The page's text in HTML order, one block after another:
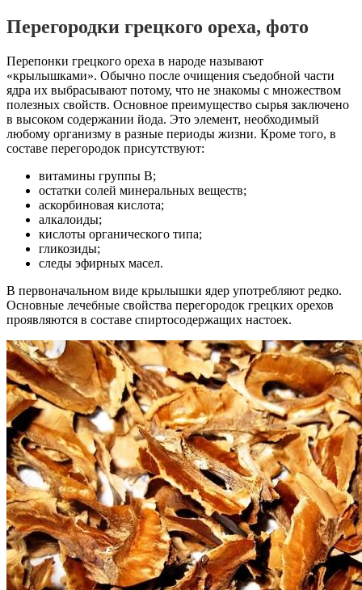
Перегородки грецкого ореха, фото
Перепонки грецкого ореха в народе называют
«крылышками». Обычно после очищения съедобной части
ядра их выбрасывают потому, что не знакомы с множеством
полезных свойств. Основное преимущество сырья заключено
в высоком содержании йода. Это элемент, необходимый
любому организму в разные периоды жизни. Кроме того, в
составе перегородок присутствуют:
витамины группы B;
остатки солей минеральных веществ;
аскорбиновая кислота;
алкалоиды;
кислоты органического типа;
гликозиды;
следы эфирных масел.
В первоначальном виде крылышки ядер употребляют редко.
Основные лечебные свойства перегородок грецких орехов
проявляются в составе спиртосодержащих настоек.